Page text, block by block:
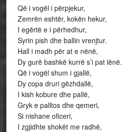
Që i vogël i përpjekur,
Zemrën eshtër, kokën hekur,
I egërtë e i përhedhur,
Syrin pish dhe ballin vrenjtur.
Hall i madh për at e nënë,
Dy gurë bashkë kurrë s’i pat lënë.
Që i vogël shum i gjallë,
Dy copa druri gëzhdallë,
I kish kobure dhe pallë,
Gryk e palltos dhe qemeri,
Si nishane oficeri,
I zgjidhte shokët me radhë,